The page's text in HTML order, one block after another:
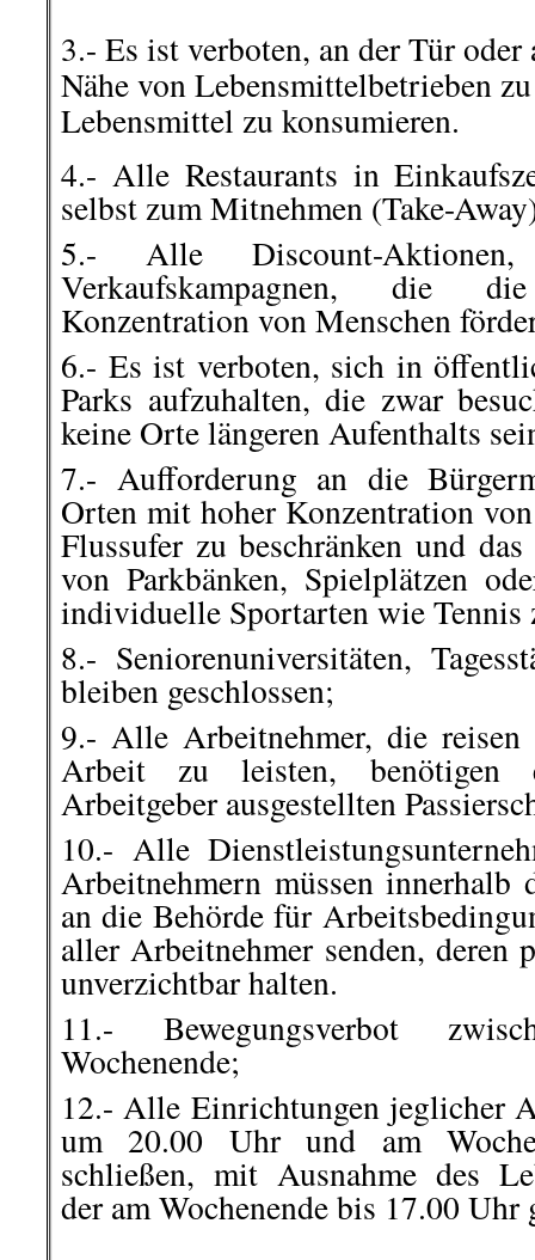
3.- Es ist verboten, an der Tür oder
Nähe von Lebensmittelbetrieben
Lebensmittel zu konsumieren.
4.- Alle Restaurants in
selbst zum Mitnehmen (Take-
5.- Alle Discount-Aktionen,
Verkaufskampagnen, die
Konzentration von Menschen
6.- Es ist verboten, sich in
Parks aufzuhalten, die zwar
keine Orte längeren Aufenthalts
7.- Aufforderung an die
Orten mit hoher Konzentration
Flussufer zu beschränken und
von Parkbänken, Spielplätzen
individuelle Sportarten wie Tennis
8.- Seniorenuniversitäten,
bleiben geschlossen;
9.- Alle Arbeitnehmer, die reisen
Arbeit zu leisten, benötigen
Arbeitgeber ausgestellten
10.- Alle
Arbeitnehmern müssen innerhalb
an die Behörde für
aller Arbeitnehmer senden, deren
unverzichtbar halten.
11.- Bewegungsverbot
Wochenende;
12.- Alle Einrichtungen jeglicher
um 20.00 Uhr und am
schließen, mit Ausnahme des
der am Wochenende bis 17.00 Uhr